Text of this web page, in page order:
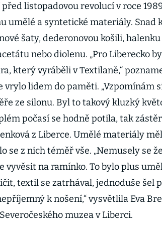
listopadovou revolucí v roce
umělé a syntetické materiály. Snad
šaty, dederonovou košili,
nebo diolenu. „Pro Liberecko
který vyráběli v Textilaně,“
vrylo lidem do paměti. „Vzpomínám
ze silonu. Byl to takový kluzký
počasí se hodně potila, tak
z Liberce. Umělé materiály
se z nich téměř vše. „Nemusely se
vyvěsit na ramínko. To bylo plus
textil se zatrhával, jednoduše šel
k nošení,“ vysvětlila Eva
muzea v Liberci.